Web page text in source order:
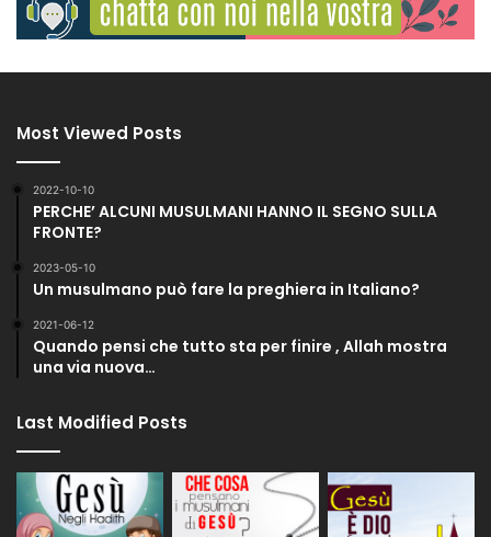
Most Viewed Posts
2022-10-10
PERCHE’ ALCUNI MUSULMANI HANNO IL SEGNO SULLA
FRONTE?
2023-05-10
Un musulmano può fare la preghiera in Italiano?
2021-06-12
Quando pensi che tutto sta per finire , Allah mostra
una via nuova…
Last Modified Posts